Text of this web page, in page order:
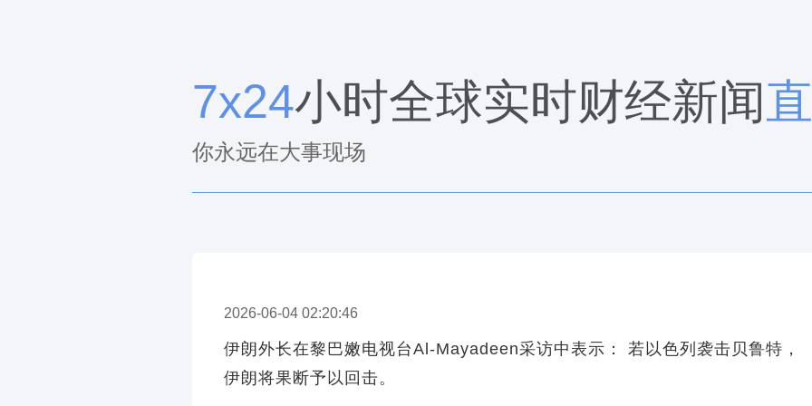
7x24小时全球实时财经新闻
你永远在大事现场
2026-06-04 02:20:46
伊朗外长在黎巴嫩电视台Al-Mayadeen采访中表示： 若以色列袭击贝鲁特，
伊朗将果断予以回击。